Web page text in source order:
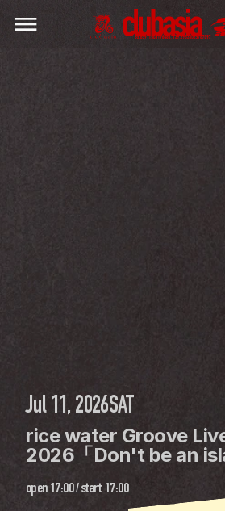
Jul 11, 2026SAT
rice water Groove
2026「Don't be an
open 17:00 / start 17:00